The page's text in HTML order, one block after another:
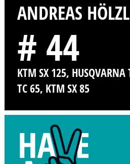
ANDREAS HÖLZL
# 44
KTM SX 125, HUSQVARNA
TC 65, KTM SX 85